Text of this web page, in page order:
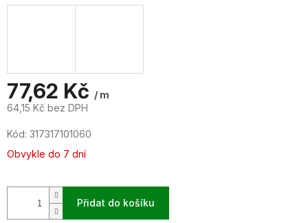
77,62 Kč / m
64,15 Kč bez DPH
cena:
Kód: 317317101060
Obvykle do 7 dní
Přidat do košíku